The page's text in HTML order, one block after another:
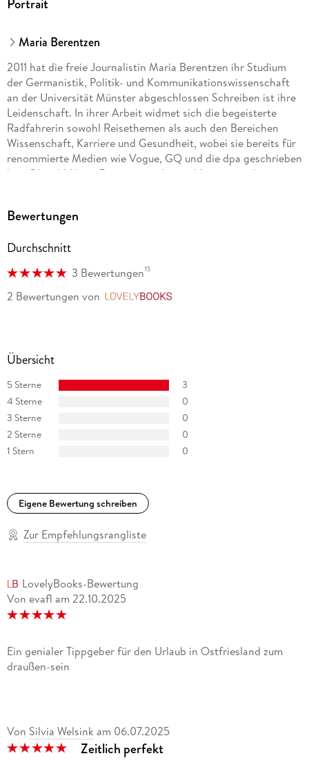
Maria Berentzen
2011 hat die freie Journalistin Maria Berentzen ihr Studium
der Germanistik, Politik- und Kommunikationswissenschaft
an der Universität Münster abgeschlossen Schreiben ist ihre
Leidenschaft. In ihrer Arbeit widmet sich die begeisterte
Radfahrerin sowohl Reisethemen als auch den Bereichen
Wissenschaft, Karriere und Gesundheit, wobei sie bereits für
renommierte Medien wie Vogue, GQ und die dpa geschrieben
hat. Obwohl Maria Berentzen schon in Vietnam und am
die Weite der Landschaft und lässt sich gerne den Wind um
Bewertungen
Durchschnitt
3 Bewertungen15
2 Bewertungen von
Übersicht
5 Sterne
3
4 Sterne
0
3 Sterne
0
2 Sterne
0
1 Stern
0
Eigene Bewertung schreiben
Zur Empfehlungsrangliste
LovelyBooks-Bewertung
Von evafl am 22.10.2025
Ein genialer Tippgeber für den Urlaub in Ostfriesland zum
draußen-sein
Von Silvia Welsink am 06.07.2025
Zeitlich perfekt